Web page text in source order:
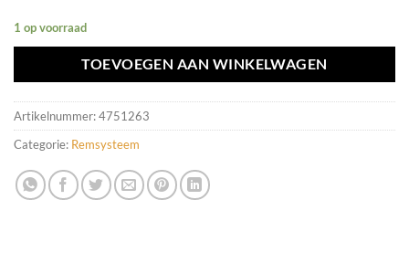
1 op voorraad
TOEVOEGEN AAN WINKELWAGEN
Artikelnummer:4751263
Categorie: Remsysteem